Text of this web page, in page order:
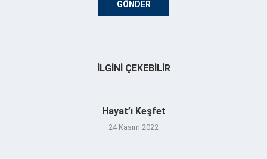
İLGINI ÇEKEBILIR
Hayat’ı Keşfet
24 Kasım 2022